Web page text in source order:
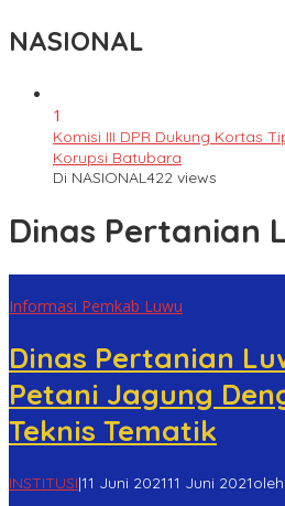
NASIONAL
1
Komisi III DPR Dukung Kortas
Korupsi Batubara
Di NASIONAL422 views
Dinas Pertanian
Informasi Pemkab Luwu
Dinas Pertanian
Petani Jagung
Teknis Tematik
INSTITUSI|11 Juni 202111 Juni 2021oleh